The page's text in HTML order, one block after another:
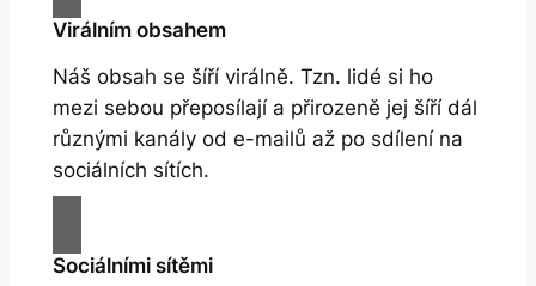
Virálním obsahem
Náš obsah se šíří virálně. Tzn. lidé si ho
mezi sebou přeposílají a přirozeně jej šíří dál
různými kanály od e-mailů až po sdílení na
sociálních sítích.
Sociálními sítěmi